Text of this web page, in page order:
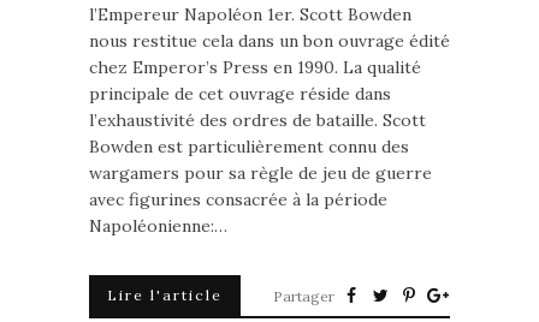
l’Empereur Napoléon 1er. Scott Bowden
nous restitue cela dans un bon ouvrage édité
chez Emperor’s Press en 1990. La qualité
principale de cet ouvrage réside dans
l’exhaustivité des ordres de bataille. Scott
Bowden est particulièrement connu des
wargamers pour sa règle de jeu de guerre
avec figurines consacrée à la période
Napoléonienne:…
Lire l'article Partager